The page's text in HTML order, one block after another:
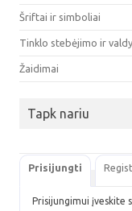
Šriftai ir simboliai
Tinklo stebėjimo ir
Žaidimai
Tapk nariu
Prisijungti
Prisijungimui įveskite